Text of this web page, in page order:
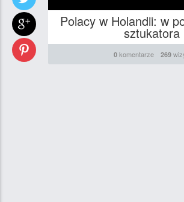
Polacy w Holandii: w
sztukatora
0 komentarze 269